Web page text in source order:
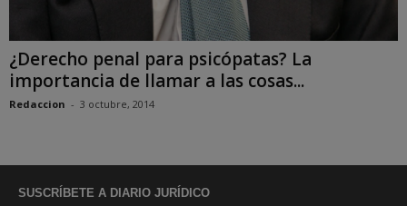
¿Derecho penal para psicópatas? La
importancia de llamar a las cosas...
Redaccion - 3 octubre, 2014
SUSCRÍBETE A DIARIO JURÍDICO